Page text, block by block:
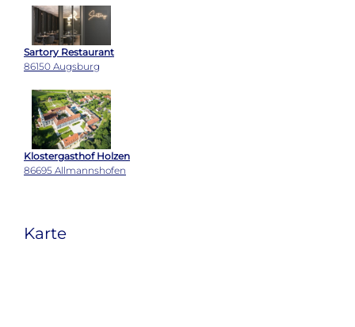
Sartory Restaurant
86150 Augsburg
Klostergasthof Holzen
86695 Allmannshofen
Karte